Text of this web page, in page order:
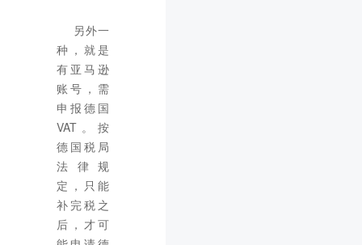
另外一
种，就是
有亚马逊
账号，需
申报德国
VAT。按
德国税局
法律规
定，只能
补完税之
后，才可